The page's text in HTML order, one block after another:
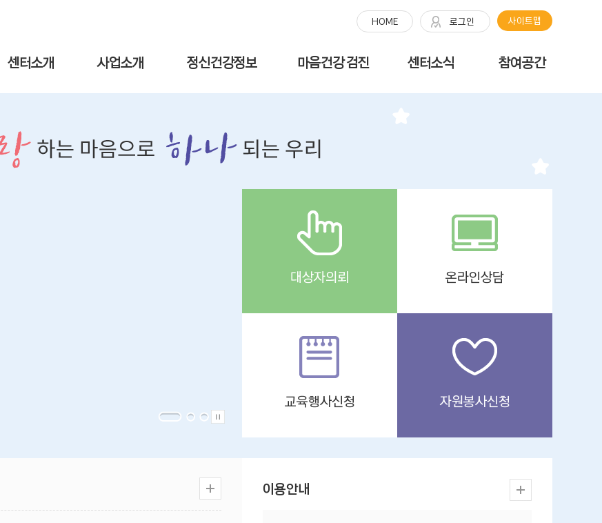
HOME 로그인 사이트맵
센터소개 사업소개 정신건강정보 마음건강 검진 센터소식 참여공간
대상자의뢰 온라인상담
교육행사신청 자원봉사신청
이용안내